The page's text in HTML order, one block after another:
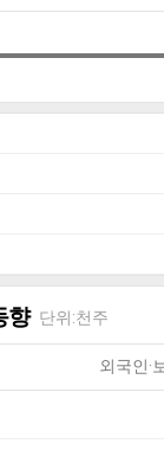
향 단위:천주
외국인·